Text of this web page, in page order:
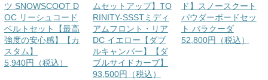
ツ SNOWSCOOT D
OC リーシュコード
ベルトセット【最高
強度の安心感】【カ
スタム】
5,940円（税込）
ムセットアップ】TO
RINITY-SSSTミディ
アムフロント・リア
DC イエロー【ダブ
ルキャンバー】【ダ
ブルサイドカーブ】
93,500円（税込）
ド】スノースクート
パウダーボードセッ
ト バラクーダ
52,800円（税込）